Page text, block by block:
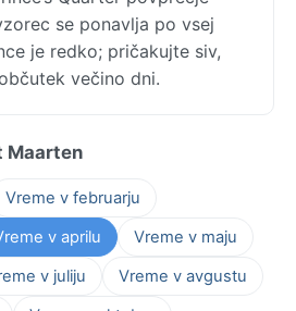
se ponavlja po vsej
je redko; pričakujte siv,
večino dni.
Maarten
Vreme v februarju
v aprilu
Vreme v maju
v juliju
Vreme v avgustu